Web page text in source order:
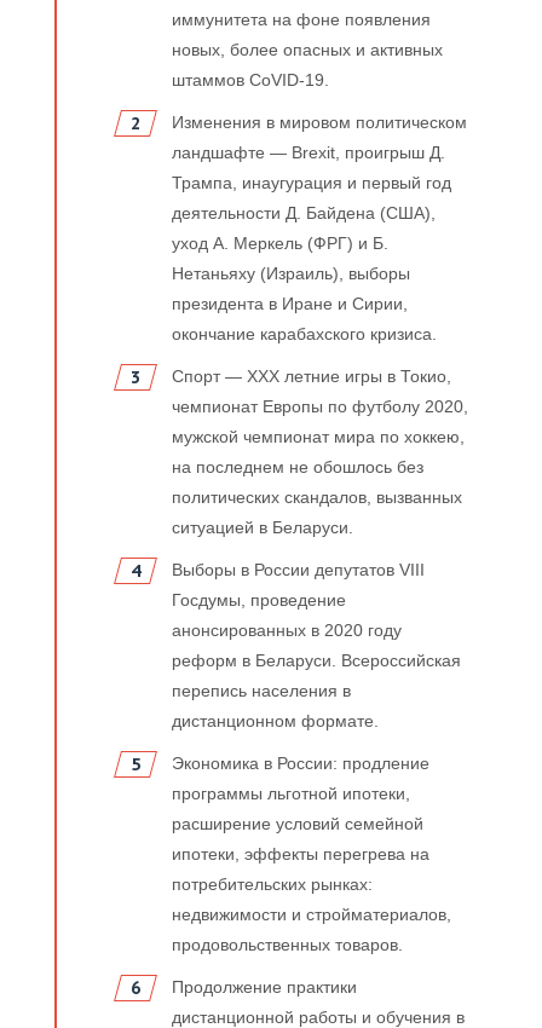
иммунитета на фоне появления
новых, более опасных и активных
штаммов CoVID-19.
Изменения в мировом политическом
ландшафте — Brexit, проигрыш Д.
Трампа, инаугурация и первый год
деятельности Д. Байдена (США),
уход А. Меркель (ФРГ) и Б.
Нетаньяху (Израиль), выборы
президента в Иране и Сирии,
окончание карабахского кризиса.
Спорт — XXX летние игры в Токио,
чемпионат Европы по футболу 2020,
мужской чемпионат мира по хоккею,
на последнем не обошлось без
политических скандалов, вызванных
ситуацией в Беларуси.
Выборы в России депутатов VIII
Госдумы, проведение
анонсированных в 2020 году
реформ в Беларуси. Всероссийская
перепись населения в
дистанционном формате.
Экономика в России: продление
программы льготной ипотеки,
расширение условий семейной
ипотеки, эффекты перегрева на
потребительских рынках:
недвижимости и стройматериалов,
продовольственных товаров.
Продолжение практики
дистанционной работы и обучения в